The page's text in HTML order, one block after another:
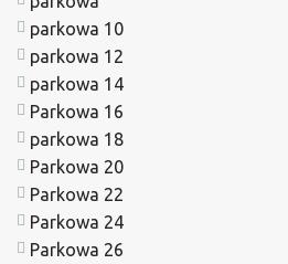
parkowa 10
parkowa 12
parkowa 14
Parkowa 16
parkowa 18
Parkowa 20
Parkowa 22
Parkowa 24
Parkowa 26